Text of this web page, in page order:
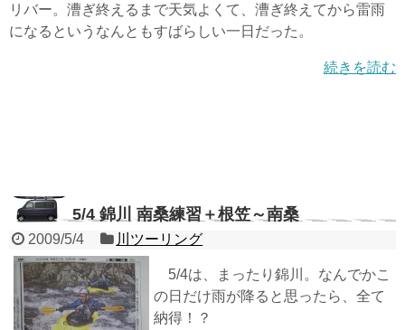
リバー。漕ぎ終えるまで天気よくて、漕ぎ終えてから雷雨
になるというなんともすばらしい一日だった。
続きを読む
5/4 錦川 南桑練習＋根笠～南桑
2009/5/4 川ツーリング
5/4は、まったり錦川。なんでかこ
の日だけ雨が降ると思ったら、全て
納得！？